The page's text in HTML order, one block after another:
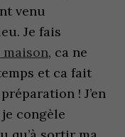
venu
Je fais
, ca ne
et ca fait
! J’en
congèle